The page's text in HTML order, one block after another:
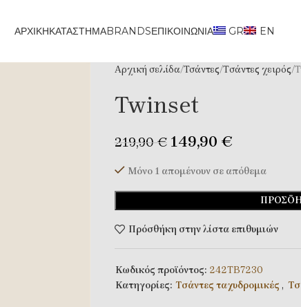
ΑΡΧΙΚΗΚΑΤΆΣΤΗΜΑBRANDSΕΠΙΚΟΙΝΩΝΊΑ GR EN
Αρχική σελίδα Τσάντες Tσάντες χειρός
Twinset
219,90€ 149,90 €
Μόνο 1 απομένουν σε απόθεμα
Πρόσθήκη στην λίστα επιθυμιών
Κωδικός προϊόντος: 242ΤΒ7230
Κατηγορίες: Tσάντες ταχυδρομικές ,